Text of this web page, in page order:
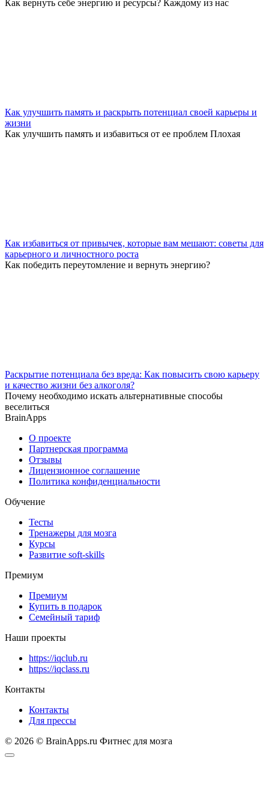
Как вернуть себе энергию и ресурсы? Каждому из нас
Как улучшить память и раскрыть потенциал своей карьеры и
жизни
Как улучшить память и избавиться от ее проблем Плохая
Как избавиться от привычек, которые вам мешают: советы для
карьерного и личностного роста
Как победить переутомление и вернуть энергию?
Раскрытие потенциала без вреда: Как повысить свою карьеру
и качество жизни без алкоголя?
Почему необходимо искать альтернативные способы
веселиться
BrainApps
О проекте
Партнерская программа
Отзывы
Лицензионное соглашение
Политика конфиденциальности
Обучение
Тесты
Тренажеры для мозга
Курсы
Развитие soft-skills
Премиум
Премиум
Купить в подарок
Семейный тариф
Наши проекты
https://iqclub.ru
https://iqclass.ru
Контакты
Контакты
Для прессы
© 2026 © BrainApps.ru Фитнес для мозга